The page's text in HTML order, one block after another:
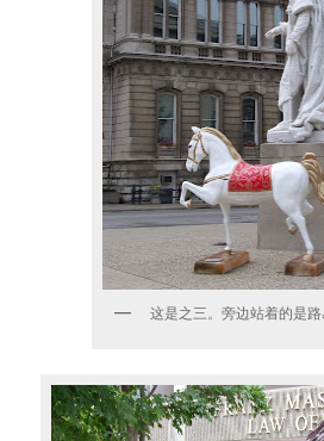
这是之三。旁边站着的是路